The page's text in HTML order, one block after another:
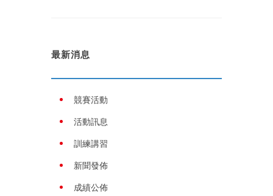
最新消息
競賽活動
活動訊息
訓練講習
新聞發佈
成績公佈